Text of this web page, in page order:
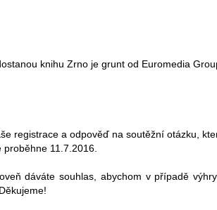
knihu Zrno je grunt od Euromedia
registrace a odpověď na soutěžní otázku,
11.7.2016.
dáváte souhlas, abychom v případě